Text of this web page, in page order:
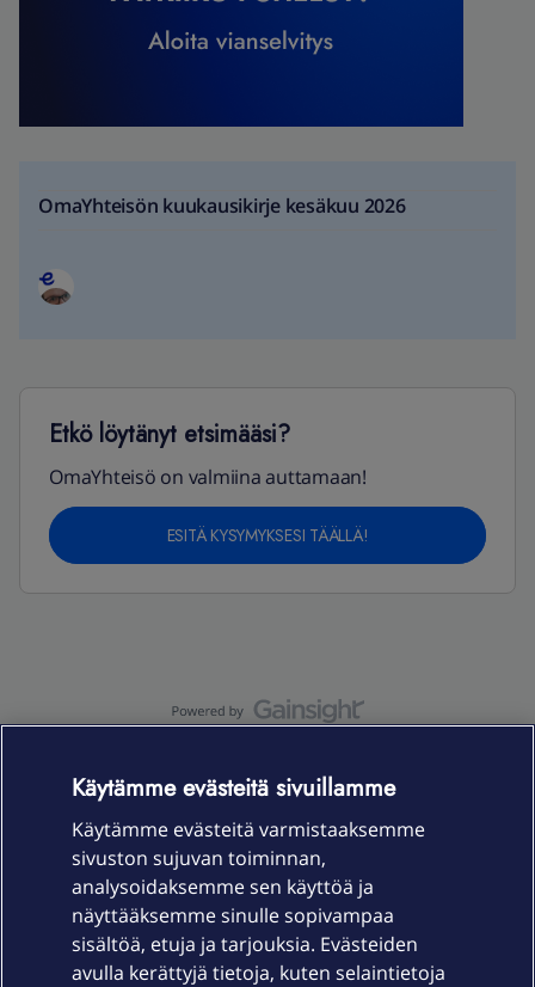
OmaYhteisön kuukausikirje kesäkuu 2026
Etkö löytänyt etsimääsi?
OmaYhteisö on valmiina auttamaan!
ESITÄ KYSYMYKSESI TÄÄLLÄ!
Laitteet & liittymät
Palvelut
Käytämme evästeitä sivuillamme
Käytämme evästeitä varmistaaksemme
sivuston sujuvan toiminnan,
analysoidaksemme sen käyttöä ja
näyttääksemme sinulle sopivampaa
sisältöä, etuja ja tarjouksia. Evästeiden
avulla kerättyjä tietoja, kuten selaintietoja